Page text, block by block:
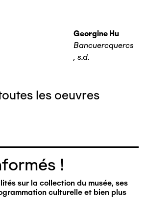
Georgine Hu
Bancuercquercs
, s.d.
les oeuvres
!
sur la collection du musée, ses
culturelle et bien plus